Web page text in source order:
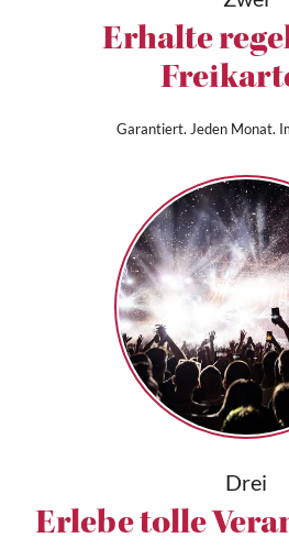
Erhalte
Garantiert. Jeden Monat.
Drei
Erlebe tolle